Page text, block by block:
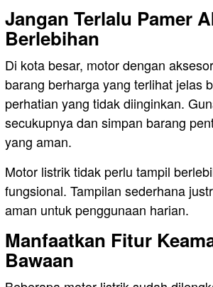
Jangan Terlalu Pamer
Berlebihan
Di kota besar, motor dengan
barang berharga yang terlihat jelas
perhatian yang tidak diinginkan.
secukupnya dan simpan barang
yang aman.
Motor listrik tidak perlu tampil
fungsional. Tampilan sederhana
aman untuk penggunaan harian.
Manfaatkan Fitur
Bawaan